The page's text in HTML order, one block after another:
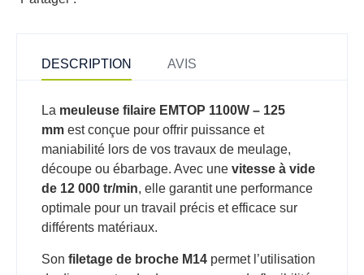
DESCRIPTION AVIS
La meuleuse filaire EMTOP 1100W – 125
mm est conçue pour offrir puissance et
maniabilité lors de vos travaux de meulage,
découpe ou ébarbage. Avec une vitesse à vide
de 12 000 tr/min, elle garantit une performance
optimale pour un travail précis et efficace sur
différents matériaux.
Son filetage de broche M14 permet l’utilisation